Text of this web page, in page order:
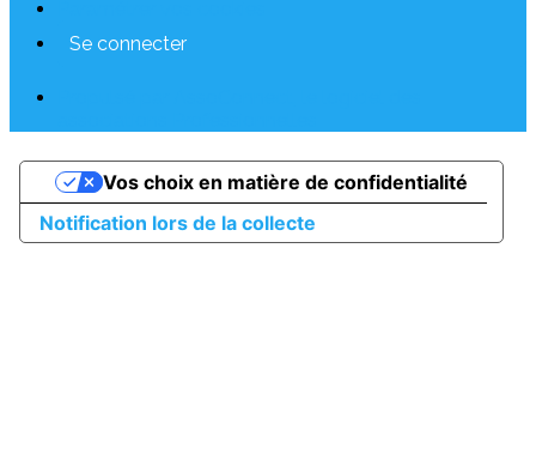
Se connecter
Notification lors de la collecte
Vos choix en matière de confidentialité